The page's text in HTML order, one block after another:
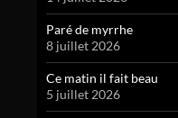
Paré de myrrhe
8 juillet 2026
Ce matin il fait beau
5 juillet 2026